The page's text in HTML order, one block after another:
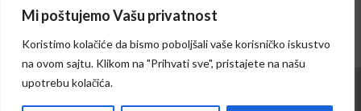
Mi poštujemo Vašu privatnost
Koristimo kolačiće da bismo poboljšali vaše korisničko iskustvo
na ovom sajtu. Klikom na "Prihvati sve", pristajete na našu
upotrebu kolačića.
31